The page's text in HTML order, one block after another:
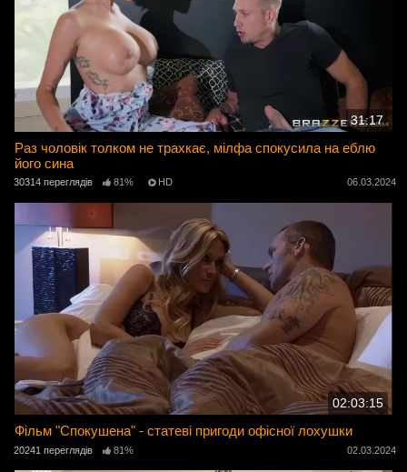
31:17
Раз чоловік толком не трахкає, мілфа спокусила на еблю
його сина
30314 переглядів 81% HD 06.03.2024
02:03:15
Фільм "Спокушена" - статеві пригоди офісної лохушки
20241 переглядів 81% 02.03.2024